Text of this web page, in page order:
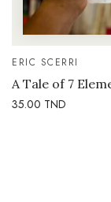
ERIC SCERRI
A Tale of 7
35.00 TND